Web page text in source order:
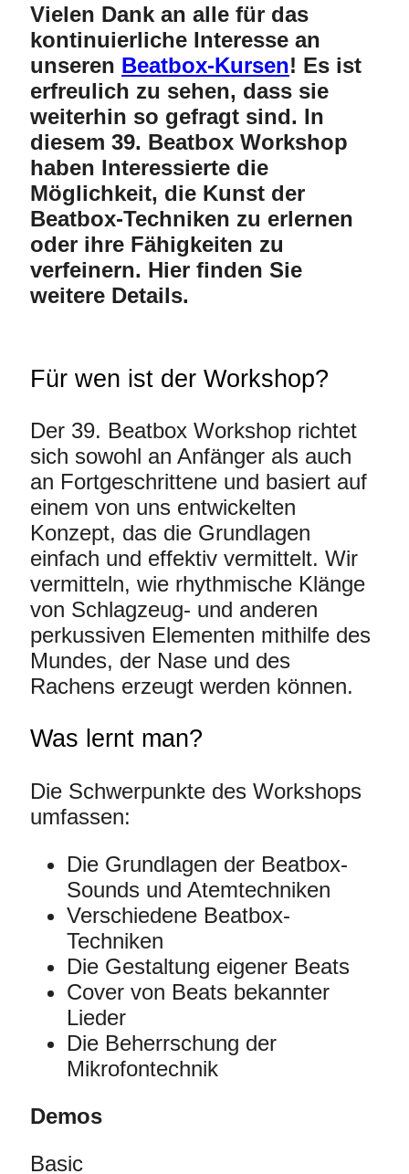
Vielen Dank an alle für das
kontinuierliche Interesse an
unseren Beatbox-Kursen! Es ist
erfreulich zu sehen, dass sie
weiterhin so gefragt sind. In
diesem 39. Beatbox Workshop
haben Interessierte die
Möglichkeit, die Kunst der
Beatbox-Techniken zu erlernen
oder ihre Fähigkeiten zu
verfeinern. Hier finden Sie
weitere Details.
Für wen ist der Workshop?
Der 39. Beatbox Workshop richtet
sich sowohl an Anfänger als auch
an Fortgeschrittene und basiert auf
einem von uns entwickelten
Konzept, das die Grundlagen
einfach und effektiv vermittelt. Wir
vermitteln, wie rhythmische Klänge
von Schlagzeug- und anderen
perkussiven Elementen mithilfe des
Mundes, der Nase und des
Rachens erzeugt werden können.
Was lernt man?
Die Schwerpunkte des Workshops
umfassen:
Die Grundlagen der Beatbox-
Sounds und Atemtechniken
Verschiedene Beatbox-
Techniken
Die Gestaltung eigener Beats
Cover von Beats bekannter
Lieder
Die Beherrschung der
Mikrofontechnik
Demos
Basic